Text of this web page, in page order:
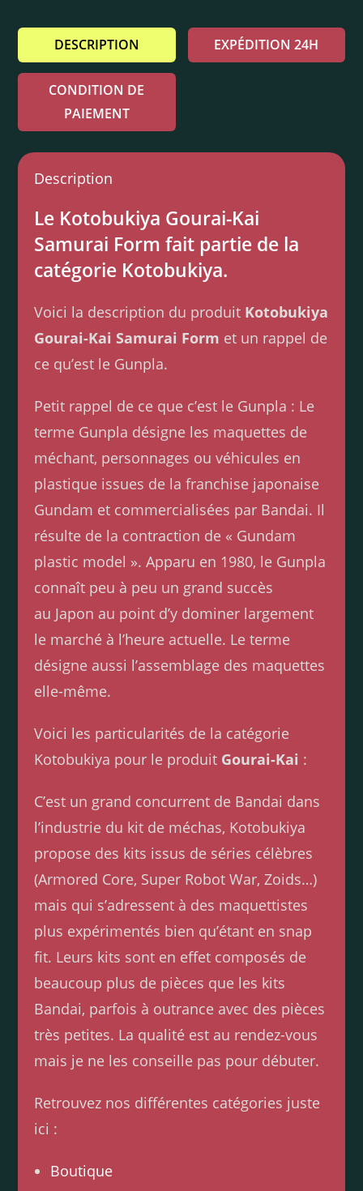
DESCRIPTION EXPÉDITION 24H
CONDITION DE
PAIEMENT
Description
Le Kotobukiya Gourai-Kai
Samurai Form fait partie de la
catégorie Kotobukiya.
Voici la description du produit Kotobukiya
Gourai-Kai Samurai Form et un rappel de
ce qu’est le Gunpla.
Petit rappel de ce que c’est le Gunpla : Le
terme Gunpla désigne les maquettes de
méchant, personnages ou véhicules en
plastique issues de la franchise japonaise
Gundam et commercialisées par Bandai. Il
résulte de la contraction de « Gundam
plastic model ». Apparu en 1980, le Gunpla
connaît peu à peu un grand succès
au Japon au point d’y dominer largement
le marché à l’heure actuelle. Le terme
désigne aussi l’assemblage des maquettes
elle-même.
Voici les particularités de la catégorie
Kotobukiya pour le produit Gourai-Kai :
C’est un grand concurrent de Bandai dans
l’industrie du kit de méchas, Kotobukiya
propose des kits issus de séries célèbres
(Armored Core, Super Robot War, Zoids…)
mais qui s’adressent à des maquettistes
plus expérimentés bien qu’étant en snap
fit. Leurs kits sont en effet composés de
beaucoup plus de pièces que les kits
Bandai, parfois à outrance avec des pièces
très petites. La qualité est au rendez-vous
mais je ne les conseille pas pour débuter.
Retrouvez nos différentes catégories juste
ici :
Boutique